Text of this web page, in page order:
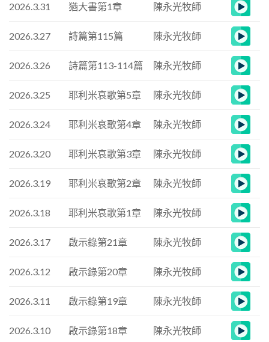
2026.3.31 猶大書第1章 陳永光牧師
2026.3.27 詩篇第115篇 陳永光牧師
2026.3.26 詩篇第113-114篇 陳永光牧師
2026.3.25 耶利米哀歌第5章 陳永光牧師
2026.3.24 耶利米哀歌第4章 陳永光牧師
2026.3.20 耶利米哀歌第3章 陳永光牧師
2026.3.19 耶利米哀歌第2章 陳永光牧師
2026.3.18 耶利米哀歌第1章 陳永光牧師
2026.3.17 啟示錄第21章 陳永光牧師
2026.3.12 啟示錄第20章 陳永光牧師
2026.3.11 啟示錄第19章 陳永光牧師
2026.3.10 啟示錄第18章 陳永光牧師